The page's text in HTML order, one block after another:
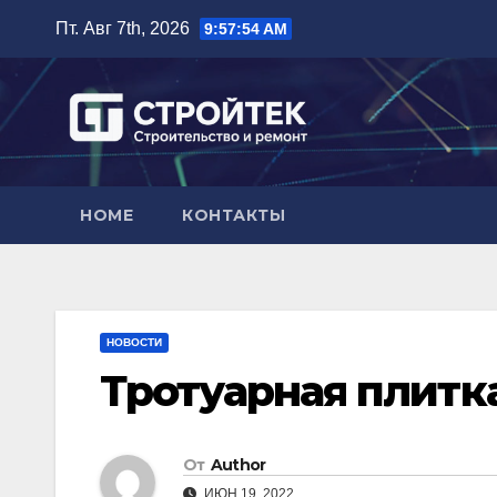
содержимому
Пт. Авг 7th, 2026 9:57:55 AM
HOME КОНТАКТЫ
НОВОСТИ
Тротуарная
От Author
ИЮН 19, 2022